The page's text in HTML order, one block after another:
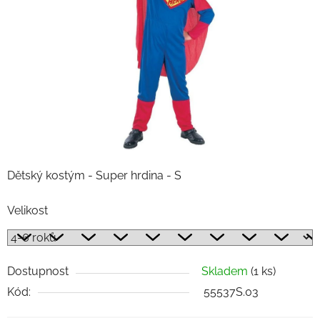
Dětský kostým - Super hrdina - S
Velikost
Dostupnost Skladem (1 ks)
Kód:
55537S.03